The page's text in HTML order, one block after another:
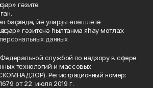
гәзите.
баҫҡанда, йә уларҙы өлөшләтә
гәзитенә һылтанма яһау мотлаҡ.
данных
службой по надзору в сфере
технологий и массовых
Регистрационный номер:
от 22 июля 2019 г.